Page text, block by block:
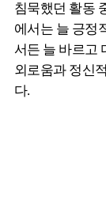
침묵했던 활동
에서는 늘 긍정
서든 늘 바르고
외로움과 정신
다.